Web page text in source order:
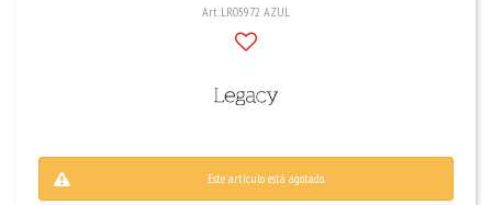
LR05972 AZUL
Este artículo está agotado.